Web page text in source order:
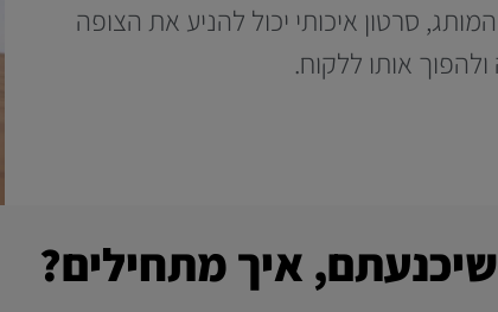
סרטון איכותי יכול להניע את הצופה
אותו ללקוח.
שיכנעתם, איך מתחילים?